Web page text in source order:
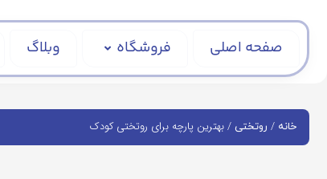
صفحه اصلی فروشگاه وبلاگ
خانه / روتختی / بهترین پارچه برای روتختی کودک